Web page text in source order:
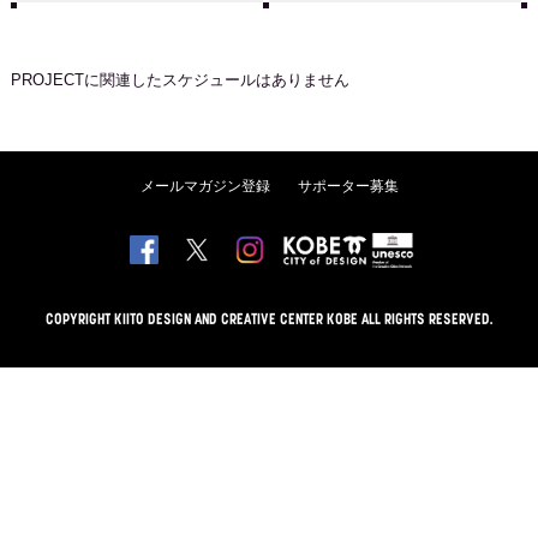
PROJECTに関連したスケジュールはありません
メールマガジン登録 サポーター募集
COPYRIGHT KIITO DESIGN AND CREATIVE CENTER KOBE ALL RIGHTS RESERVED.